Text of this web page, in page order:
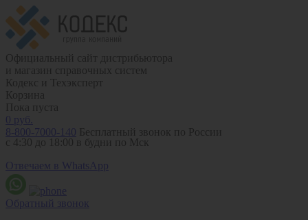
Официальный сайт дистрибьютора
и магазин справочных систем
Кодекс и Техэксперт
Корзина
Пока пуста
0 руб.
8-800-7000-140 Бесплатный звонок по России
с 4:30 до 18:00 в будни по Мск
Отвечаем в WhatsApp
Обратный звонок